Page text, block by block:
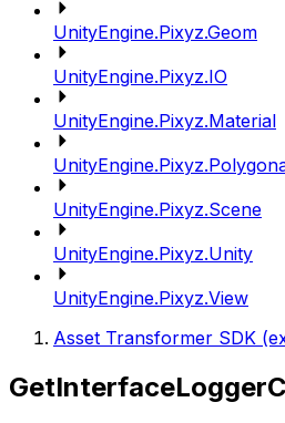
UnityEngine.Pixyz.Geom
UnityEngine.Pixyz.IO
UnityEngine.Pixyz.Material
UnityEngine.Pixyz.Scene
UnityEngine.Pixyz.Unity
UnityEngine.Pixyz.View
Asset Transformer SDK